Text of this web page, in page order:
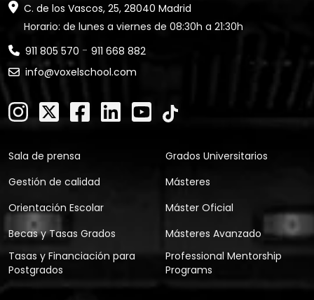
C. de los Vascos, 25, 28040 Madrid
Horario: de lunes a viernes de 08:30h a 21:30h
911 805 570 - 911 668 882
info@voxelschool.com
Sala de prensa
Gestión de calidad
Orientación Escolar
Becas y Tasas Grados
Tasas y Financiación para
Postgrados
Grados Universitarios
Másteres
Máster Oficial
Másteres Avanzado
Professional Mentorship
Programs